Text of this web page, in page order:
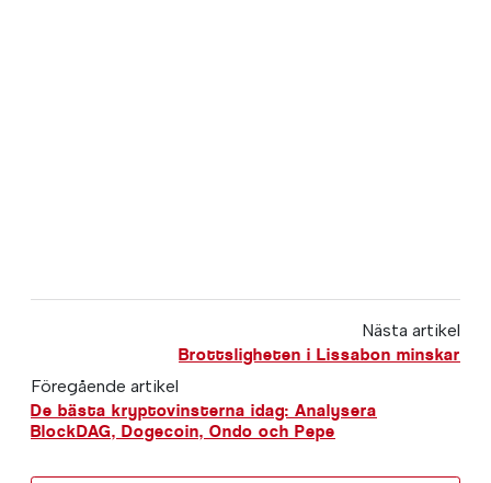
Nästa artikel
Brottsligheten i Lissabon minskar
Föregående artikel
De bästa kryptovinsterna idag: Analysera
BlockDAG, Dogecoin, Ondo och Pepe